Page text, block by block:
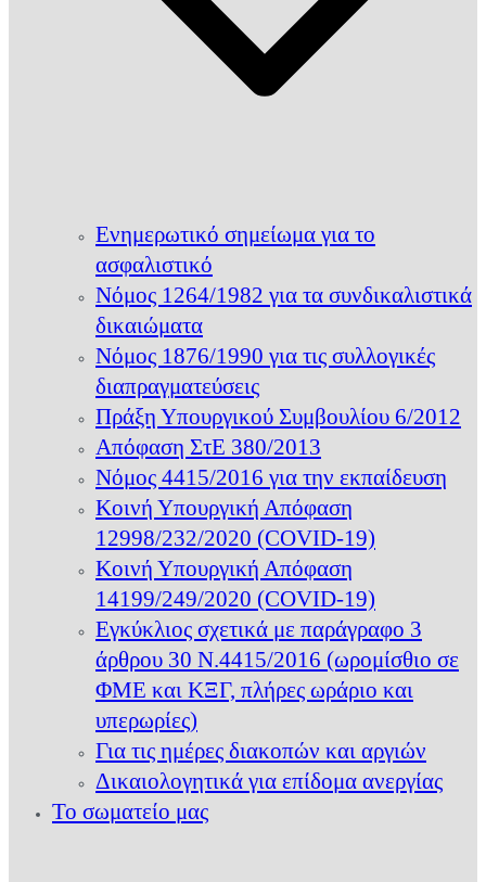
Ενημερωτικό σημείωμα για το
ασφαλιστικό
Νόμος 1264/1982 για τα συνδικαλιστικά
δικαιώματα
Νόμος 1876/1990 για τις συλλογικές
διαπραγματεύσεις
Πράξη Υπουργικού Συμβουλίου 6/2012
Απόφαση ΣτΕ 380/2013
Νόμος 4415/2016 για την εκπαίδευση
Κοινή Υπουργική Απόφαση
12998/232/2020 (COVID-19)
Κοινή Υπουργική Απόφαση
14199/249/2020 (COVID-19)
Εγκύκλιος σχετικά με παράγραφο 3
άρθρου 30 Ν.4415/2016 (ωρομίσθιο σε
ΦΜΕ και ΚΞΓ, πλήρες ωράριο και
υπερωρίες)
Για τις ημέρες διακοπών και αργιών
Δικαιολογητικά για επίδομα ανεργίας
Το σωματείο μας